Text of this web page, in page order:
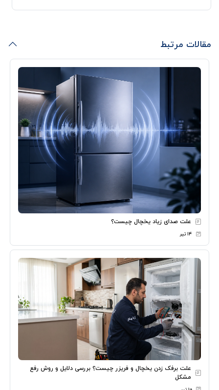
مقالات مرتبط
علت صدای زیاد یخچال چیست؟
۱۴ تیر
علت برفک زدن یخچال و فریزر چیست؟ بررسی دلایل و روش رفع
مشکل